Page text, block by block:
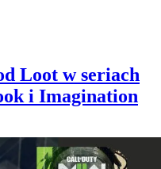
Loot w seriach
i Imagination